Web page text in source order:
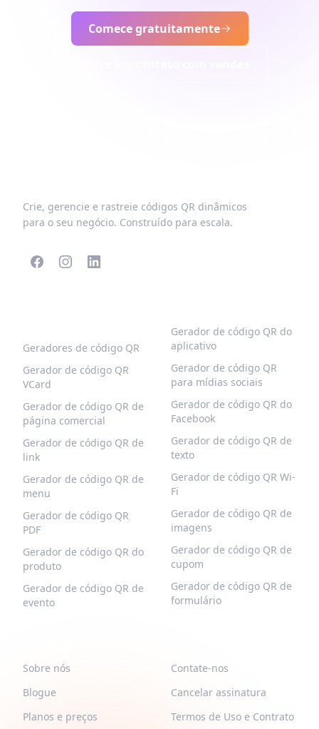
Comece gratuitamente
Crie, gerencie e rastreie códigos QR dinâmicos
para o seu negócio. Construído para escala.
Geradores de código QR
Gerador de código QR
VCard
Gerador de código QR de
página comercial
Gerador de código QR de
link
Gerador de código QR de
menu
Gerador de código QR
PDF
Gerador de código QR do
produto
Gerador de código QR de
evento
Gerador de código QR do
aplicativo
Gerador de código QR
para mídias sociais
Gerador de código QR do
Facebook
Gerador de código QR de
texto
Gerador de código QR Wi-
Fi
Gerador de código QR de
imagens
Gerador de código QR de
cupom
Gerador de código QR de
formulário
Sobre nós
Blogue
Planos e preços
Contate-nos
Cancelar assinatura
Termos de Uso e Contrato